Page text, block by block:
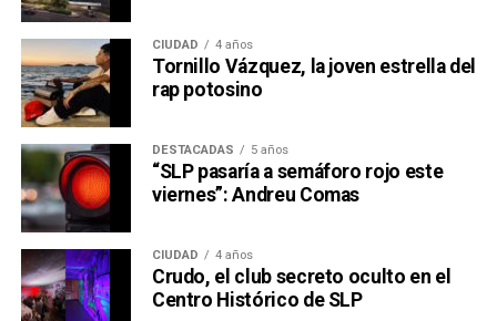
CIUDAD 4 años
Tornillo Vázquez, la joven estrella del
rap potosino
DESTACADAS 5 años
“SLP pasaría a semáforo rojo este
viernes”: Andreu Comas
CIUDAD 4 años
Crudo, el club secreto oculto en el
Centro Histórico de SLP